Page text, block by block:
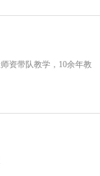
资带队教学，10余年教